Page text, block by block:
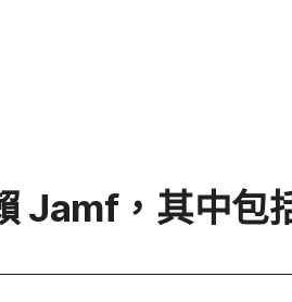
Jamf，​其中​包